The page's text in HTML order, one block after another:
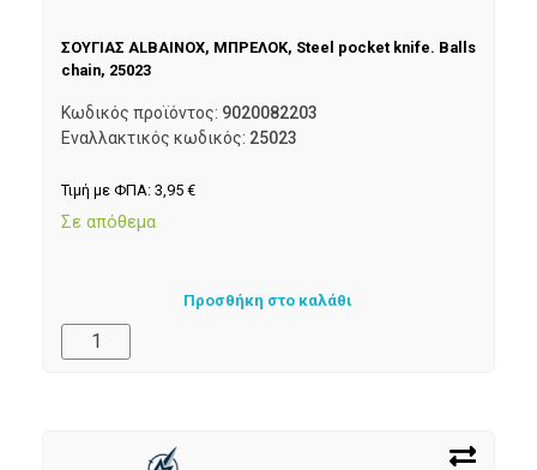
ΣΟΥΓΙΑΣ ALBAINOX, ΜΠΡΕΛΟΚ, Steel pocket knife. Balls
chain, 25023
Κωδικός προϊόντος: 9020082203
Εναλλακτικός κωδικός: 25023
Τιμή με ΦΠΑ: 3,95 €
Σε απόθεμα
Προσθήκη στο καλάθι